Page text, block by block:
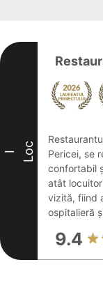
I Loc
Pericei, se
confortabil
atât
vizită, fiind
ospitalieră
9.4